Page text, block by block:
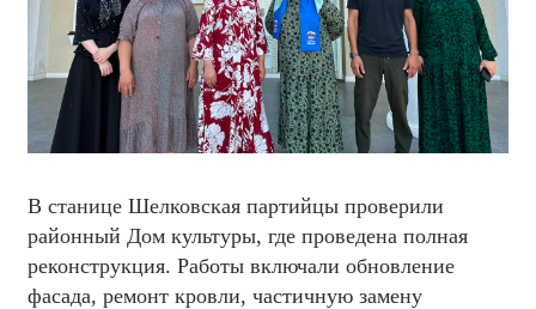
В станице Шелковская партийцы проверили
районный Дом культуры, где проведена полная
реконструкция. Работы включали обновление
фасада, ремонт кровли, частичную замену